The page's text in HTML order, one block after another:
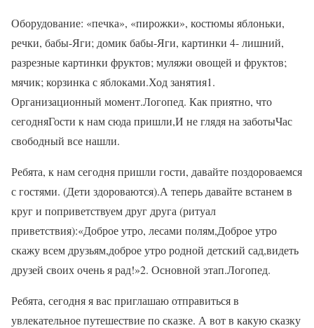
Оборудование: «печка», «пирожки», костюмы яблоньки,
речки, бабы-Яги; домик бабы-Яги, картинки 4- лишний,
разрезные картинки фруктов; муляжи овощей и фруктов;
мячик; корзинка с яблоками.Ход занятия1.
Организационный момент.Логопед. Как приятно, что
сегодняГости к нам сюда пришли,И не глядя на заботыЧас
свободный все нашли.
Ребята, к нам сегодня пришли гости, давайте поздороваемся
с гостями. (Дети здороваются).А теперь давайте встанем в
круг и поприветствуем друг друга (ритуал
приветствия):«Доброе утро, лесами полям,Доброе утро
скажу всем друзьям,доброе утро родной детский сад,видеть
друзей своих очень я рад!»2. Основной этап.Логопед.
Ребята, сегодня я вас приглашаю отправиться в
увлекательное путешествие по сказке. А вот в какую сказку